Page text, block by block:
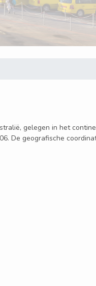
gelegen in het
De geografische